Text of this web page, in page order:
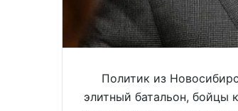
Политик из
элитный батальон, бойцы